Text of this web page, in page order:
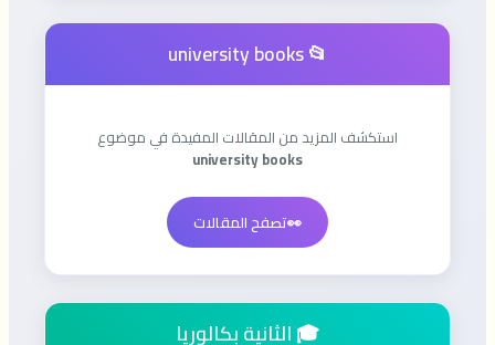
📂 university books
استكشف المزيد من المقالات المفيدة في موضوع
university books
👀تصفح المقالات
🎓 الثانية بكالوريا